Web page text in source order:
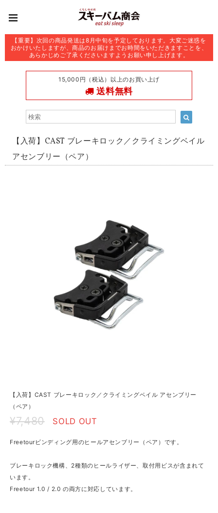
【重要】次回の商品発送は8月中旬を予定しております。大変ご迷惑を
おかけいたしますが、商品のお届けまでお時間をいただきますことを、
あらかじめご了承くださいますようお願い申し上げます。
15,000円（税込）以上のお買い上げ
送料無料
【入荷】CAST ブレーキロック／クライミングベイル
アセンブリー（ペア）
【入荷】CAST ブレーキロック／クライミングベイル アセンブリー
（ペア）
¥7,480 SOLD OUT
Freetourビンディング用のヒールアセンブリー（ペア）です。
ブレーキロック機構、2種類のヒールライザー、取付用ビスが含まれて
います。
Freetour 1.0 / 2.0 の両方に対応しています。